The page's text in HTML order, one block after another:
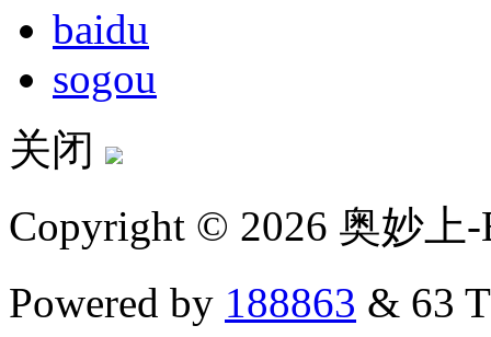
baidu
sogou
关闭
Copyright © 2026 奥妙上
Powered by 188863 & 63